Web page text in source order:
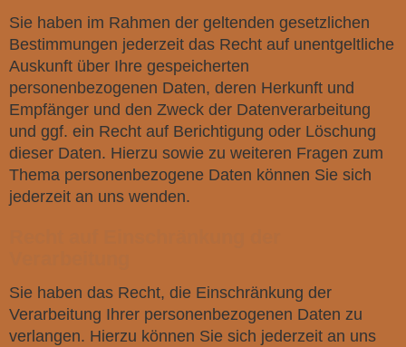
Sie haben im Rahmen der geltenden gesetzlichen
Bestimmungen jederzeit das Recht auf unentgeltliche
Auskunft über Ihre gespeicherten
personenbezogenen Daten, deren Herkunft und
Empfänger und den Zweck der Datenverarbeitung
und ggf. ein Recht auf Berichtigung oder Löschung
dieser Daten. Hierzu sowie zu weiteren Fragen zum
Thema personenbezogene Daten können Sie sich
jederzeit an uns wenden.
Sie haben das Recht, die Einschränkung der
Verarbeitung Ihrer personenbezogenen Daten zu
verlangen. Hierzu können Sie sich jederzeit an uns